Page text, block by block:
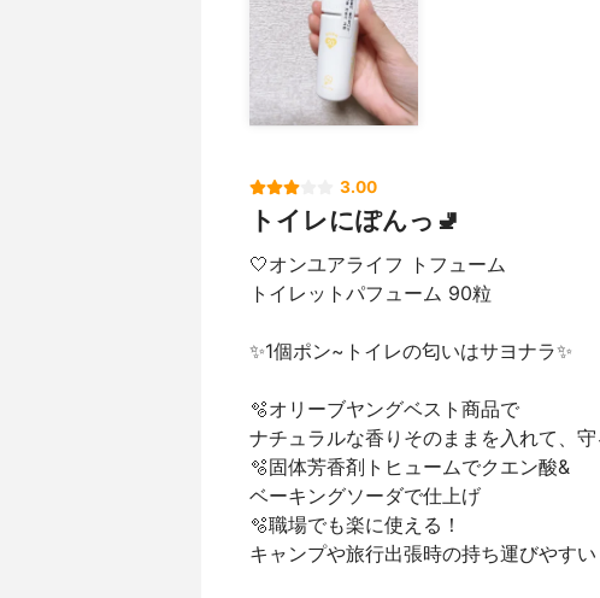
3.00
トイレにぽんっ🚽
🤍オンユアライフ トフューム
トイレットパフューム 90粒
✨1個ポン~トイレの匂いはサヨナラ✨
🫧オリーブヤングベスト商品で
ナチュラルな香りそのままを入れて、守
🫧固体芳香剤トヒュームでクエン酸&
ベーキングソーダで仕上げ
🫧職場でも楽に使える！
キャンプや旅行出張時の持ち運びやすい